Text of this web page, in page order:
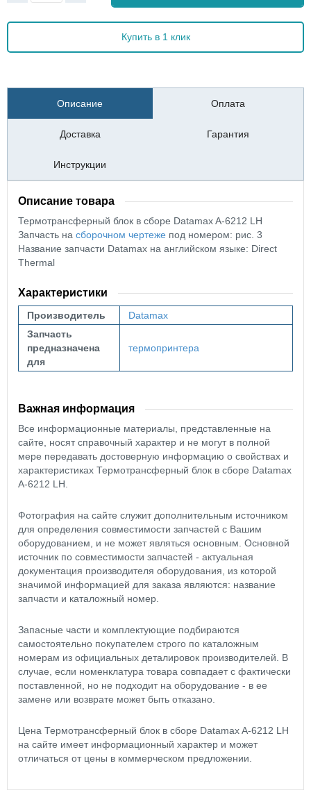
Купить в 1 клик
Описание Оплата
Доставка Гарантия
Инструкции
Описание товара
Термотрансферный блок в сборе Datamax A-6212 LH
Запчасть на сборочном чертеже под номером: рис. 3
Название запчасти Datamax на английском языке: Direct
Thermal
Характеристики
Производитель
Datamax
Запчасть
предназначена
для
термопринтера
Важная информация
Все информационные материалы, представленные на
сайте, носят справочный характер и не могут в полной
мере передавать достоверную информацию о свойствах и
характеристиках Термотрансферный блок в сборе Datamax
A-6212 LH.
Фотография на сайте служит дополнительным источником
для определения совместимости запчастей с Вашим
оборудованием, и не может являться основным. Основной
источник по совместимости запчастей - актуальная
документация производителя оборудования, из которой
значимой информацией для заказа являются: название
запчасти и каталожный номер.
Запасные части и комплектующие подбираются
самостоятельно покупателем строго по каталожным
номерам из официальных деталировок производителей. В
случае, если номенклатура товара совпадает с фактически
поставленной, но не подходит на оборудование - в ее
замене или возврате может быть отказано.
Цена Термотрансферный блок в сборе Datamax A-6212 LH
на сайте имеет информационный характер и может
отличаться от цены в коммерческом предложении.